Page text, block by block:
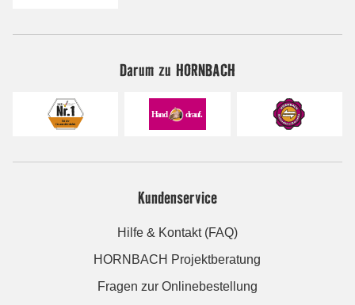
Darum zu HORNBACH
Kundenservice
Hilfe & Kontakt (FAQ)
HORNBACH Projektberatung
Fragen zur Onlinebestellung